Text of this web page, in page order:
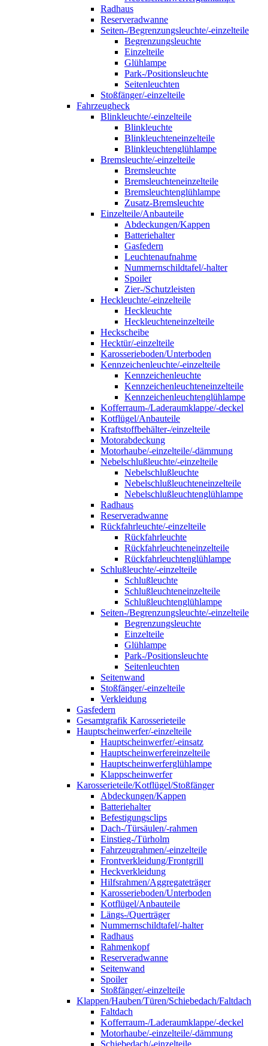
Radhaus
Reserveradwanne
Seiten-/Begrenzungsleuchte/-einzelteile
Begrenzungsleuchte
Einzelteile
Glühlampe
Park-/Positionsleuchte
Seitenleuchten
Stoßfänger/-einzelteile
Fahrzeugheck
Blinkleuchte/-einzelteile
Blinkleuchte
Blinkleuchteneinzelteile
Blinkleuchtenglühlampe
Bremsleuchte/-einzelteile
Bremsleuchte
Bremsleuchteneinzelteile
Bremsleuchtenglühlampe
Zusatz-Bremsleuchte
Einzelteile/Anbauteile
Abdeckungen/Kappen
Batteriehalter
Gasfedern
Leuchtenaufnahme
Nummernschildtafel/-halter
Spoiler
Zier-/Schutzleisten
Heckleuchte/-einzelteile
Heckleuchte
Heckleuchteneinzelteile
Heckscheibe
Hecktür/-einzelteile
Karosserieboden/Unterboden
Kennzeichenleuchte/-einzelteile
Kennzeichenleuchte
Kennzeichenleuchteneinzelteile
Kennzeichenleuchtenglühlampe
Kofferraum-/Laderaumklappe/-deckel
Kotflügel/Anbauteile
Kraftstoffbehälter-/einzelteile
Motorabdeckung
Motorhaube/-einzelteile/-dämmung
Nebelschlußleuchte/-einzelteile
Nebelschlußleuchte
Nebelschlußleuchteneinzelteile
Nebelschlußleuchtenglühlampe
Radhaus
Reserveradwanne
Rückfahrleuchte/-einzelteile
Rückfahrleuchte
Rückfahrleuchteneinzelteile
Rückfahrleuchtenglühlampe
Schlußleuchte/-einzelteile
Schlußleuchte
Schlußleuchteneinzelteile
Schlußleuchtenglühlampe
Seiten-/Begrenzungsleuchte/-einzelteile
Begrenzungsleuchte
Einzelteile
Glühlampe
Park-/Positionsleuchte
Seitenleuchten
Seitenwand
Stoßfänger/-einzelteile
Verkleidung
Gasfedern
Gesamtgrafik Karosserieteile
Hauptscheinwerfer/-einzelteile
Hauptscheinwerfer/-einsatz
Hauptscheinwerfereinzelteile
Hauptscheinwerferglühlampe
Klappscheinwerfer
Karosserieteile/Kotflügel/Stoßfänger
Abdeckungen/Kappen
Batteriehalter
Befestigungsclips
Dach-/Türsäulen/-rahmen
Einstieg-/Türholm
Fahrzeugrahmen/-einzelteile
Frontverkleidung/Frontgrill
Heckverkleidung
Hilfsrahmen/Aggregateträger
Karosserieboden/Unterboden
Kotflügel/Anbauteile
Längs-/Querträger
Nummernschildtafel/-halter
Radhaus
Rahmenkopf
Reserveradwanne
Seitenwand
Spoiler
Stoßfänger/-einzelteile
Klappen/Hauben/Türen/Schiebedach/Faltdach
Faltdach
Kofferraum-/Laderaumklappe/-deckel
Motorhaube/-einzelteile/-dämmung
Schiebedach/-einzelteile